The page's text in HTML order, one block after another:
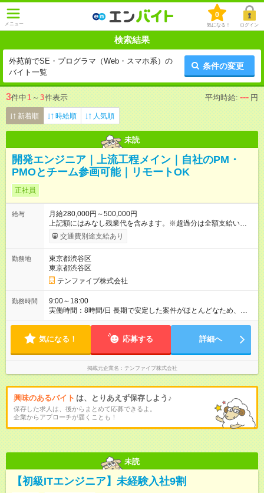
メニュー
0
気になる！ ログイン
検索結果
外苑前でSE・プログラマ（Web・スマホ系）の
バイト一覧
条件の変更
3件中1 ～ 3件表示 平均時給: --- 円
新着順 時給順 人気順
未読
開発エンジニア｜上流工程メイン｜自社のPM・
PMOとチーム参画可能｜リモートOK
正社員
給与
月給280,000円～500,000円
上記額にはみなし残業代を含みます。※超過分は全額支給いたし
ます。 みなし残業代 32,813円 以上／月 みなし残業時間 15時間
／月 試用期間は6ヶ月で、そのほかの条件に変更はありません。
円 ※1)を含みます。※2 ※1 月給28万円での想定。 ※2 超過分は
全額支給します。 【試用期間】試用期間あり 試用期間の長さ：
6ヶ月 雇用形態、給与は本採用時と同じです。 試用期間6ヵ月あ
り(その間も雇用形態や給与、福利厚生等は同じです)
交通費別途支給あり
勤務地
東京都渋谷区
東京都渋谷区
テンファイブ株式会社
勤務時間
9:00～18:00
実働時間：8時間/日 長期で安定した案件がほとんどなため、残
業は月10時間程度と少なめです
気になる！ 応募する 詳細へ
掲載元企業名 テンファイブ株式会社
興味のあるバイト は、とりあえず保存しよう♪
保存した求人は、後からまとめて応募できるよ。
企業からアプローチが届くことも！
未読
【初級ITエンジニア】未経験入社9割